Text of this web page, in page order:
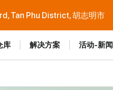
Tan Phu District, 胡志明市
库 解决方案 活动-新闻